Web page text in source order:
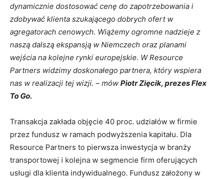
dynamicznie dostosować cenę do zapotrzebowania i
zdobywać klienta szukającego dobrych ofert w
agregatorach cenowych. Wiążemy ogromne nadzieje z
naszą dalszą ekspansją w Niemczech oraz planami
wejścia na kolejne rynki europejskie. W Resource
Partners widzimy doskonałego partnera, który wspiera
nas w realizacji tej wizji. – mów Piotr Zięcik, prezes Flex
To Go.
Transakcja zakłada objęcie 40 proc. udziałów w firmie
przez fundusz w ramach podwyższenia kapitału. Dla
Resource Partners to pierwsza inwestycja w branży
transportowej i kolejna w segmencie firm oferujących
usługi dla klienta indywidualnego. Fundusz założony w